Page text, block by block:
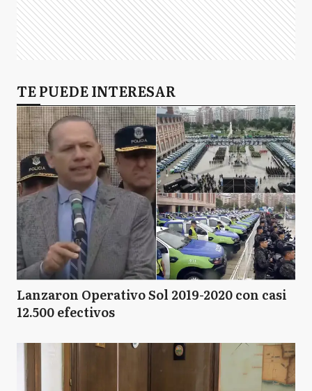
TE PUEDE INTERESAR
Lanzaron Operativo Sol 2019-2020 con casi
12.500 efectivos